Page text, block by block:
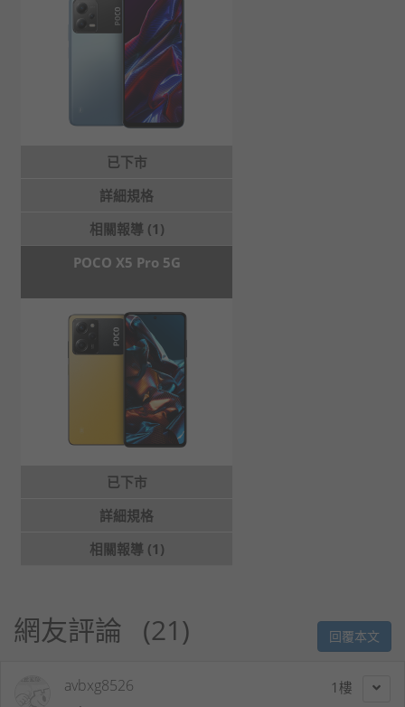
已下市
詳細規格
相關報導 (1)
POCO X5 Pro 5G
已下市
詳細規格
相關報導 (1)
網友評論 21 回覆本文
1
avbxg8526